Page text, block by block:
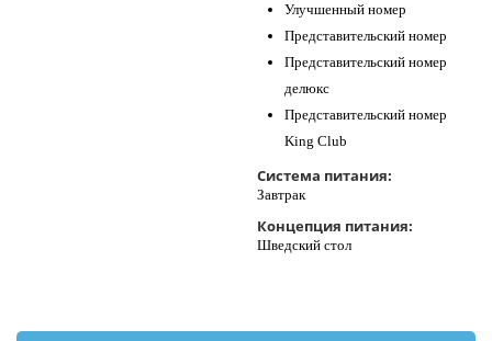
Улучшенный номер
Представительский номер
Представительский номер
делюкс
Представительский номер
King Club
Система питания:
Завтрак
Концепция питания:
Шведский стол